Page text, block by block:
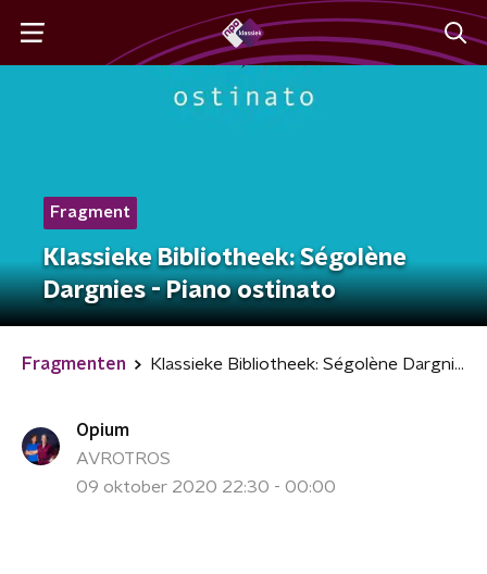
Fragment
Klassieke Bibliotheek: Ségolène
Dargnies - Piano ostinato
Fragmenten Klassieke Bibliotheek: Ségolène Dargnies - Piano ostinato
Opium
AVROTROS
09 oktober 2020 22:30 - 00:00